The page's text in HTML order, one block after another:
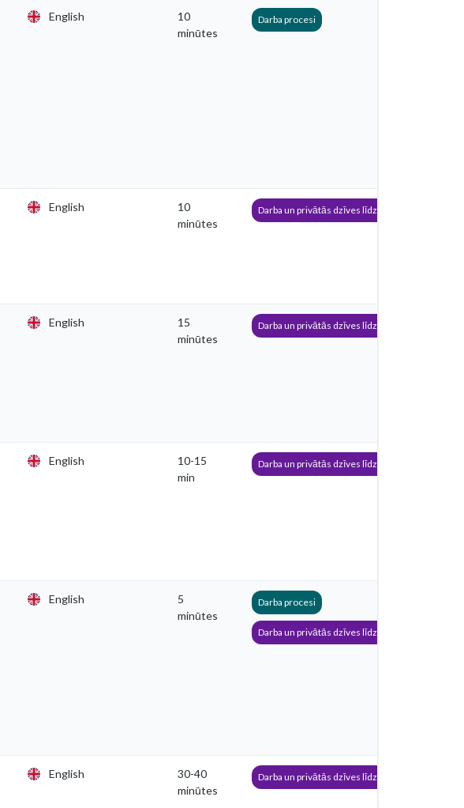
English
10
minūtes
Darba procesi
English
10
minūtes
Darba un privātās dzīves līdzsvars
English
15
minūtes
Darba un privātās dzīves līdzsvars
English
10-15
min
Darba un privātās dzīves līdzsvars
English
5
minūtes
Darba procesi
Darba un privātās dzīves līdzsvars
English
30-40
minūtes
Darba un privātās dzīves līdzsvars